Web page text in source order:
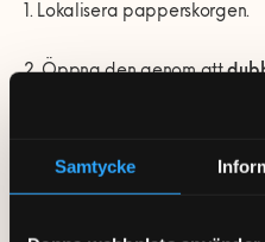
Samtycke
1. Lokalisera papperskorgen.
2. Öppna den genom att
på
3. Finns dina filer kvar kan du